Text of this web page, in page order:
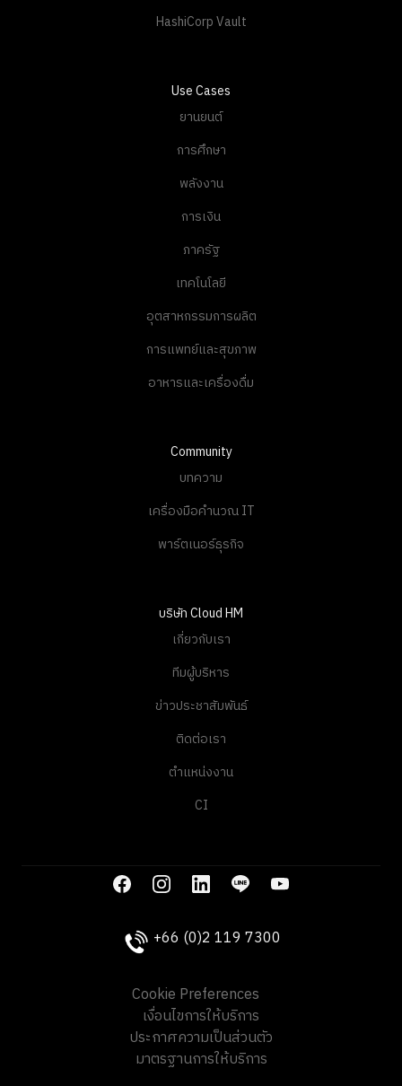
HashiCorp Vault
Use Cases
ยานยนต์
การศึกษา
พลังงาน
การเงิน
ภาครัฐ
เทคโนโลยี
อุตสาหกรรมการผลิต
การแพทย์และสุขภาพ
อาหารและเครื่องดื่ม
Community
บทความ
เครื่องมือคำนวณ IT
พาร์ตเนอร์ธุรกิจ
บริษัท Cloud HM
เกี่ยวกับเรา
ทีมผู้บริหาร
ข่าวประชาสัมพันธ์
ติดต่อเรา
ตำแหน่งงาน
CI
+66 (0)2 119 7300
Cookie Preferences
เงื่อนไขการให้บริการ
ประกาศความเป็นส่วนตัว
มาตรฐานการให้บริการ